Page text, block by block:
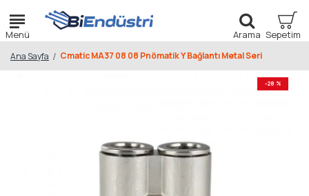
Ana Sayfa Cmatic MA37 08 08 Pnömatik Y Bağlantı Metal Seri
-28 %